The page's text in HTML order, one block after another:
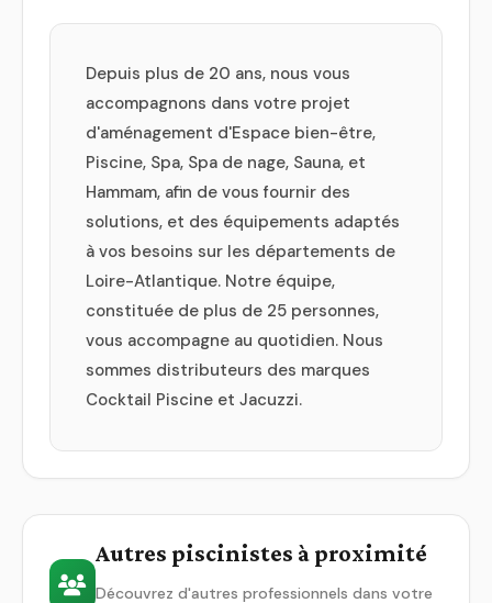
Depuis plus de 20 ans, nous vous
accompagnons dans votre projet
d'aménagement d'Espace bien-être,
Piscine, Spa, Spa de nage, Sauna, et
Hammam, afin de vous fournir des
solutions, et des équipements adaptés
à vos besoins sur les départements de
Loire-Atlantique. Notre équipe,
constituée de plus de 25 personnes,
vous accompagne au quotidien. Nous
sommes distributeurs des marques
Cocktail Piscine et Jacuzzi.
Autres piscinistes à proximité
Découvrez d'autres professionnels dans votre